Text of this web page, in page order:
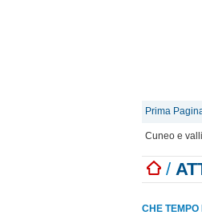
Prima
Cuneo e valli
/
CHE TEMPO